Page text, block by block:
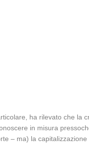
ha rilevato che la
in misura
– ma) la